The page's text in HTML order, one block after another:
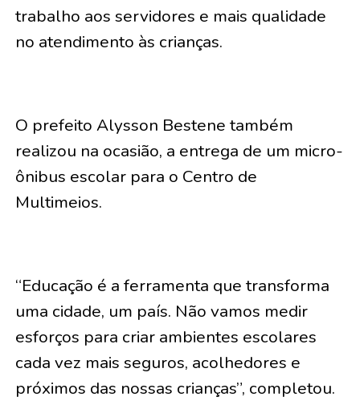
trabalho aos servidores e mais qualidade
no atendimento às crianças.
O prefeito Alysson Bestene também
realizou na ocasião, a entrega de um micro-
ônibus escolar para o Centro de
Multimeios.
“Educação é a ferramenta que transforma
uma cidade, um país. Não vamos medir
esforços para criar ambientes escolares
cada vez mais seguros, acolhedores e
próximos das nossas crianças”, completou.